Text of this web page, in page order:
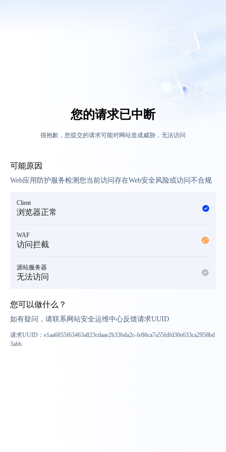
您的请求已中断
很抱歉，您提交的请求可能对网站造成威胁，无法访问
可能原因
Web应用防护服务检测您当前访问存在Web安全风险或访问不合规
Client
浏览器正常
WAF
访问拦截
源站服务器
无法访问
您可以做什么？
如有疑问，请联系网站安全运维中心反馈请求UUID
请求UUID： e1aa6855f63463a823cdaae2b33bda2c-fe86ca7a55fdfd30e633ca2958bd
3abb